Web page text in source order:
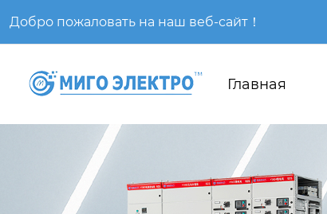
Добро пожаловать на наш веб-сайт！
Главная